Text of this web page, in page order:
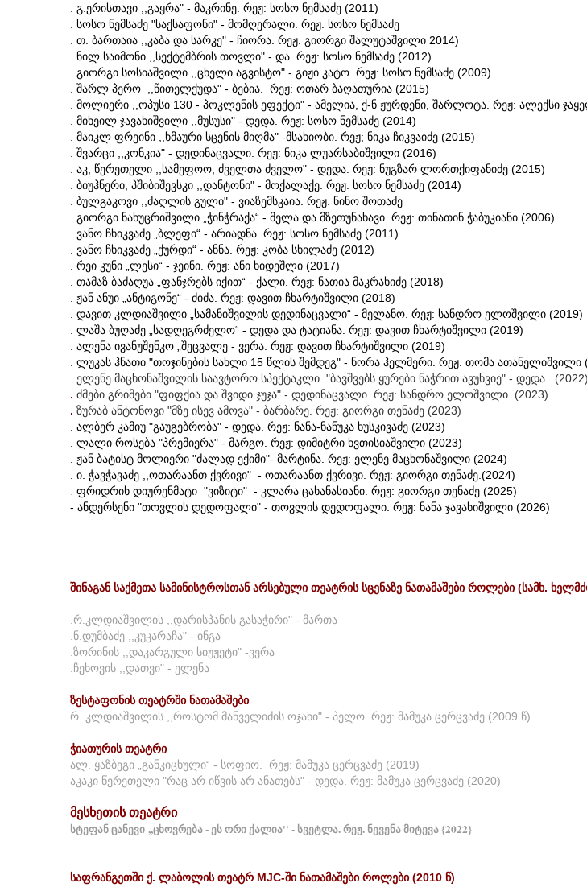
. გ.ერისთავი ,,გაყრა" - მაკრინე. რეჟ: სოსო ნემსაძე (2011)
. სოსო ნემსაძე "საქსაფონი" - მომღერალი. რეჟ: სოსო ნემსაძე
. თ. ბართაია ,,კაბა და სარკე" - ჩიორა. რეჟ: გიორგი შალუტაშვილი 2014)
. ნილ საიმონი ,,სექტემბრის თოვლი" - და. რეჟ: სოსო ნემსაძე (2012)
. გიორგი სოსიაშვილი ,,ცხელი აგვისტო" - გიჟი კატო. რეჟ: სოსო ნემსაძე (2009)
. შარლ პერო ,,წითელქუდა" - ბებია. რეჟ: ოთარ ბაღათურია (2015)
. მოლიერი ,,ოპუსი 130 - პოკლენის ეფექტი" - ამელია, ქ-ნ ჟურდენი, შარლოტა. რეჟ: ალექსი
. მიხეილ ჯავახიშვილი ,,მუსუსი" - დედა. რეჟ: სოსო ნემსაძე (2014)
. მაიკლ ფრეინი ,,ხმაური სცენის მიღმა" -მსახიობი. რეჟ; ნიკა ჩიკვაიძე (2015)
. შვარცი ,,კონკია" - დედინაცვალი. რეჟ: ნიკა ლუარსაბიშვილი (2016)
. აკ, წერეთელი ,,სამეფოო, ძველთა ძველო" - დედა. რეჟ: ნუგზარ ლორთქიფანიძე (2015)
. ბიუჰნერი, პშიბიშევსკი ,,დანტონი" - მოქალაქე. რეჟ: სოსო ნემსაძე (2014)
. ბულგაკოვი ,,ძაღლის გული" - ვიაზემსკაია. რეჟ: ნინო შოთაძე
. გიორგი ნახუცრიშვილი „ჭინჭრაქა“ - მელა და მზეთუნახავი. რეჟ: თინათინ ჭაბუკიანი (2006)
. ვანო ჩხიკვაძე „ბლეფი“ - არიადნა. რეჟ: სოსო ნემსაძე (2011)
. ვანო ჩხიკვაძე „ქურდი“ - ანნა. რეჟ: კობა სხილაძე (2012)
. რეი კუნი „ლესი“ - ჯეინი. რეჟ: ანი ხიდეშლი (2017)
. თამაზ ბაძაღუა „ფანჯრებს იქით“ - ქალი. რეჟ: ნათია მაკრახიძე (2018)
. ჟან ანუი „ანტიგონე“ - ძიძა. რეჟ: დავით ჩხარტიშვილი (2018)
. დავით კლდიაშვილი „სამანიშვილის დედინაცვალი“ - მელანო. რეჟ: სანდრო ელოშვილი (2019)
. ლაშა ბუღაძე „სადღეგრძელო“ - დედა და ტატიანა. რეჟ: დავით ჩხარტიშვილი (2019)
. ალენა ივანუშენკო „შეცვალე - ვერა. რეჟ: დავით ჩხარტიშვილი (2019)
. ლუკას ჰნათი "თოჯინების სახლი 15 წლის შემდეგ" - ნორა ჰელმერი. რეჟ: თომა ათანელიშვილი
. ელენე მაცხონაშვილის საავტორო სპექტაკლი "ბავშვებს ყურები ნაჭრით ავუხვიე" - დედა. (2022)
. ძმები გრიმები "ფიფქია და შვიდი ჯუჯა" - დედინაცვალი. რეჟ: სანდრო ელოშვილი (2023)
. ზურაბ ანტონოვი "მზე ისევ ამოვა" - ბარბარე. რეჟ: გიორგი თენაძე (2023)
. ალბერ კამიუ "გაუგებრობა" - დედა. რეჟ: ნანა-ნანუკა ხუსკივაძე (2023)
. ლალი როსება "პრემიერა" - მარგო. რეჟ: დიმიტრი ხვთისიაშვილი (2023)
. ჟან ბატისტ მოლიერი "ძალად ექიმი"- მარტინა. რეჟ: ელენე მაცხონაშვილი (2024)
. ი. ჭავჭავაძე ,,ოთარაანთ ქვრივი" - ოთარაანთ ქვრივი. რეჟ: გიორგი თენაძე.(2024)
. ფრიდრიხ დიურენმატი "ვიზიტი" - კლარა ცახანასიანი. რეჟ: გიორგი თენაძე (2025)
- ანდერსენი "თოვლის დედოფალი" - თოვლის დედოფალი. რეჟ: ნანა ჯავახიშვილი (2026)
შინაგან საქმეთა სამინისტროსთან არსებული თეატრის სცენაზე ნათამაშები როლები (სამხ.
.რ.კლდიაშვილის ,,დარისპანის გასაჭირი" - მართა
.ნ.დუმბაძე ,,კუკარაჩა" - ინგა
.ზორინის ,,დაკარგული სიუჟეტი" -ვერა
.ჩეხოვის ,,დათვი" - ელენა
ზესტაფონის თეატრში ნათამაშები
რ. კლდიაშვილის ,,როსტომ მანველიძის ოჯახი" - პელო რეჟ: მამუკა ცერცვაძე (2009 წ)
ჭიათურის თეატრი
ალ. ყაზბეგი „განკიცხული“ - სოფიო. რეჟ: მამუკა ცერცვაძე (2019)
აკაკი წერეთელი "რაც არ იწვის არ ანათებს" - დედა. რეჟ: მამუკა ცერცვაძე (2020)
მესხეთის თეატრი
სტეფან ცანევი ,,ცხოვრება - ეს ორი ქალია'' - სვეტლა. რეჟ. ნევენა მიტევა {2022}
საფრანგეთში ქ. ლაბოლის თეატრ MJC-ში ნათამაშები როლები (2010 წ)